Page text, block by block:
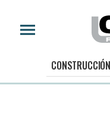
CONSTRUCCIÓN